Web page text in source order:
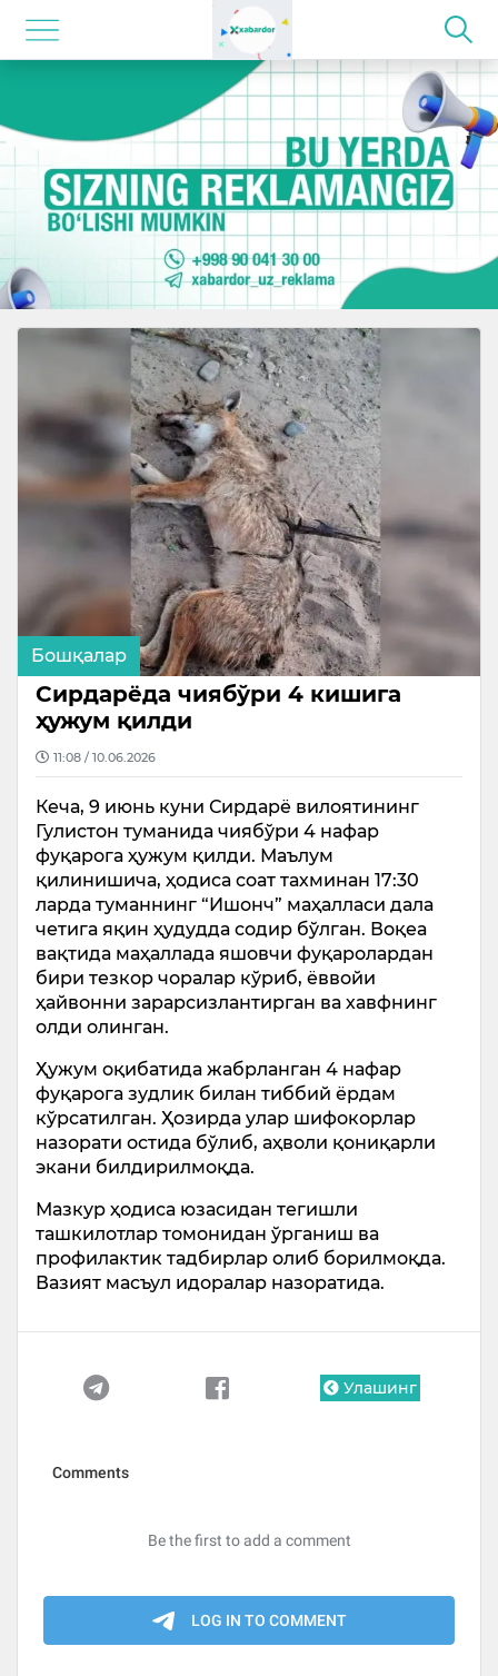
Бошқалар
Сирдарёда чиябўри 4 кишига
ҳужум қилди
11:08 / 10.06.2026
Кеча, 9 июнь куни Сирдарё вилоятининг
Гулистон туманида чиябўри 4 нафар
фуқарога ҳужум қилди. Маълум
қилинишича, ҳодиса соат тахминан 17:30
ларда туманнинг “Ишонч” маҳалласи дала
четига яқин ҳудудда содир бўлган. Воқеа
вақтида маҳаллада яшовчи фуқаролардан
бири тезкор чоралар кўриб, ёввойи
ҳайвонни зарарсизлантирган ва хавфнинг
олди олинган.
Ҳужум оқибатида жабрланган 4 нафар
фуқарога зудлик билан тиббий ёрдам
кўрсатилган. Ҳозирда улар шифокорлар
назорати остида бўлиб, аҳволи қониқарли
экани билдирилмоқда.
Мазкур ҳодиса юзасидан тегишли
ташкилотлар томонидан ўрганиш ва
профилактик тадбирлар олиб борилмоқда.
Вазият масъул идоралар назоратида.
Улашинг